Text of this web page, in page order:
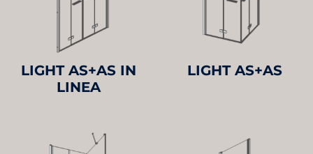
LIGHT AS+AS IN
LINEA
LIGHT AS+AS